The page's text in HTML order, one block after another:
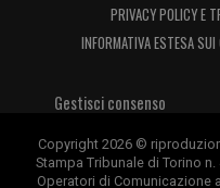
PRIVACY POLICY E
INFORMATIVA ESTESA
Gestisci consenso
Copyright 2026 ©
Stampa Tribunale di Torino
Operatori di Comunicazione